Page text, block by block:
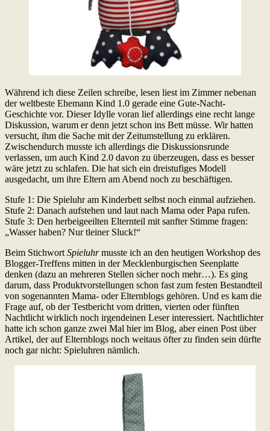
Während ich diese Zeilen schreibe, lesen liest im Zimmer nebenan
der weltbeste Ehemann Kind 1.0 gerade eine Gute-Nacht-
Geschichte vor. Dieser Idylle voran lief allerdings eine recht lange
Diskussion, warum er denn jetzt schon ins Bett müsse. Wir hatten
versucht, ihm die Sache mit der Zeitumstellung zu erklären.
Zwischendurch musste ich allerdings die Diskussionsrunde
verlassen, um auch Kind 2.0 davon zu überzeugen, dass es besser
wäre jetzt zu schlafen. Die hat sich ein dreistufiges Modell
ausgedacht, um ihre Eltern am Abend noch zu beschäftigen.
Stufe 1: Die Spieluhr am Kinderbett selbst noch einmal aufziehen.
Stufe 2: Danach aufstehen und laut nach Mama oder Papa rufen.
Stufe 3: Den herbeigeeilten Elternteil mit sanfter Stimme fragen:
„Wasser haben? Nur tleiner Sluck!“
Beim Stichwort Spieluhrmusste ich an den heutigen Workshop des
Blogger-Treffens mitten in der Mecklenburgischen Seenplatte
denken (dazu an mehreren Stellen sicher noch mehr…). Es ging
darum, dass Produktvorstellungen schon fast zum festen Bestandteil
von sogenannten Mama- oder Elternblogs gehören. Und es kam die
Frage auf, ob der Testbericht vom dritten, vierten oder fünften
Nachtlicht wirklich noch irgendeinen Leser interessiert. Nachtlichter
hatte ich schon ganze zwei Mal hier im Blog, aber einen Post über
Artikel, der auf Elternblogs noch weitaus öfter zu finden sein dürfte
noch gar nicht: Spieluhren nämlich.